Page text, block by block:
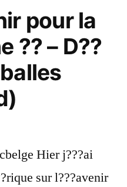
pour la
?? – D??
Hier j???ai
sur l???avenir